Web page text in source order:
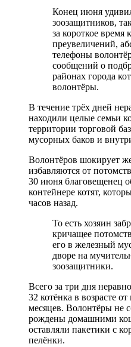
Конец июня
зоозащитников,
за короткое время
преувеличений,
телефоны
сообщений о
районах города
волонтёры.
В течение трёх дней
находили целые семьи
территории торговой
мусорных баков и
Волонтёров шокирует
избавляются от
30 июня благовещенец
контейнере котят,
часов назад.
То есть хозяин
кричащее
его в железный
дворе на
зоозащитники.
Всего за три дня
32 котёнка в возрасте
месяцев. Волонтёры не
рождены домашними
оставляли пакетики с
пелёнки.